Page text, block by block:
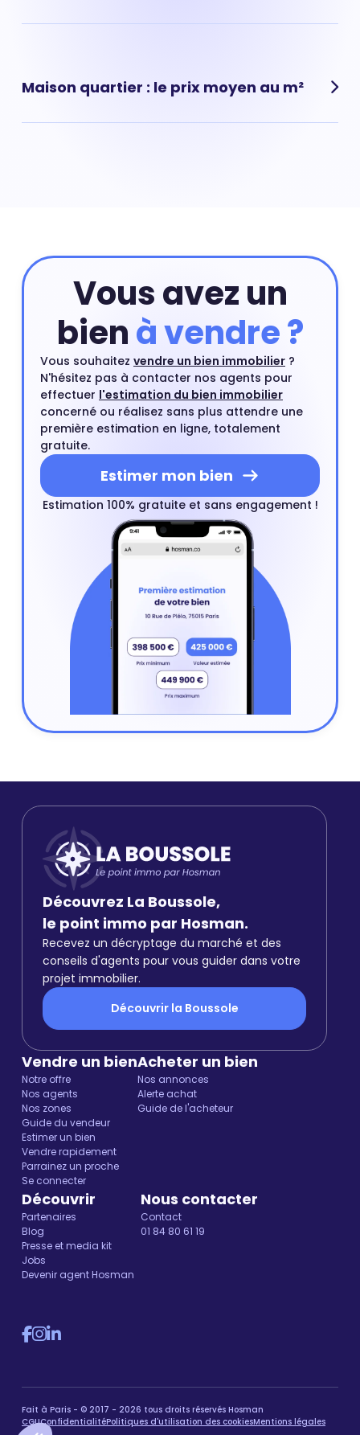
immobiliers.Estimer mon bien
Maison quartier : le prix moyen au m²
Vous avez un
bienà vendre ?
Vous souhaitez vendre un bien immobilier ?
N'hésitez pas à contacter nos agents pour
effectuer l'estimation du bien immobilier
concerné ou réalisez sans plus attendre une
première estimation en ligne, totalement
gratuite.
Estimer mon bien
Estimation 100% gratuite et sans engagement !
Découvrez La Boussole,
le point immo par Hosman.
Recevez un décryptage du marché et des
conseils d'agents pour vous guider dans votre
projet immobilier.
Découvrir la Boussole
Vendre un bien
Notre offre
Nos agents
Nos zones
Guide du vendeur
Estimer un bien
Vendre rapidement
Parrainez un proche
Se connecter
Acheter un bien
Nos annonces
Alerte achat
Guide de l'acheteur
Découvrir
Partenaires
Blog
Presse et media kit
Jobs
Devenir agent Hosman
Nous contacter
Contact
01 84 80 61 19
Fait à Paris - © 2017 - 2026 tous droits réservés Hosman
CGUConfidentialitéPolitiques d'utilisation des cookiesMentions légales